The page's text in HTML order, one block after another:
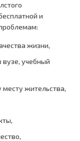
и
жизни,
вузе, учебный
месту жительства,